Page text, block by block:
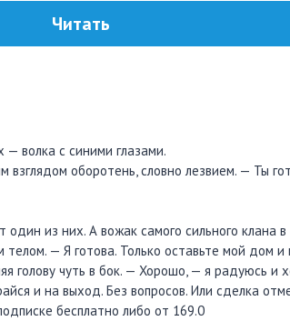
Читать
— волка с синими глазами.
оборотень, словно лезвием. — Ты
из них. А вожак самого сильного клана в
— Я готова. Только оставьте мой дом
голову чуть в бок. — Хорошо, — я радуюсь
и на выход. Без вопросов. Или сделка
бесплатно либо от 169.0